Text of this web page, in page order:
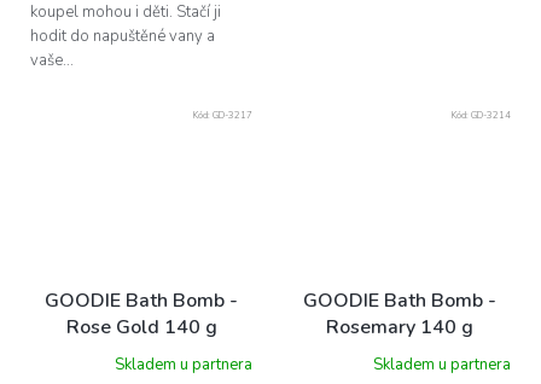
koupel mohou i děti. Stačí ji
hodit do napuštěné vany a
vaše...
GOODIE Bath Bomb -
Rose Gold 140 g
Skladem u partnera
Kód: GD-3217
GOODIE Bath Bomb -
Rosemary 140 g
Skladem u partnera
Kód: GD-3214